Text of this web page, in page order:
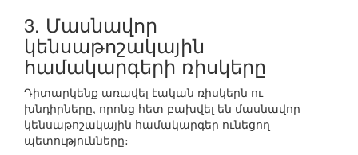
3. Մասնավոր
կենսաթոշակային
համակարգերի ռիսկերը
Դիտարկենք առավել էական ռիսկերն ու
խնդիրները, որոնց հետ բախվել են մասնավոր
կենսաթոշակային համակարգեր ունեցող
պետությունները։